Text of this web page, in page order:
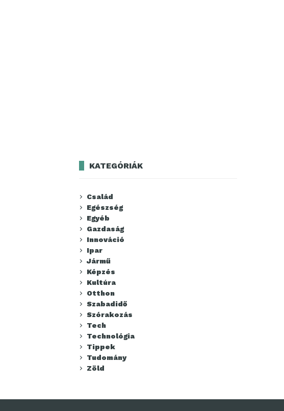
KATEGÓRIÁK
Család
Egészség
Egyéb
Gazdaság
Innováció
Ipar
Jármű
Képzés
Kultúra
Otthon
Szabadidő
Szórakozás
Tech
Technológia
Tippek
Tudomány
Zöld